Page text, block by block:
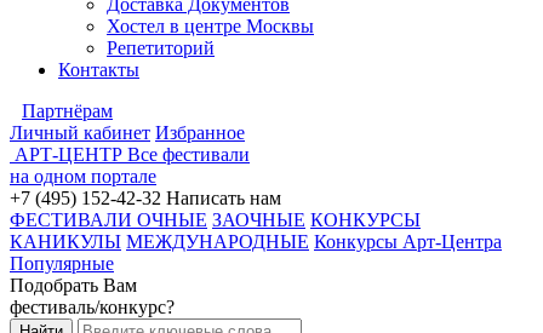
Доставка Документов
Хостел в центре Москвы
Репетиторий
Контакты
Партнёрам
Личный кабинет Избранное
АРТ-ЦЕНТР Все фестивали
на одном портале
+7 (495) 152-42-32 Написать нам
ФЕСТИВАЛИ ОЧНЫЕ ЗАОЧНЫЕ КОНКУРСЫ
КАНИКУЛЫ МЕЖДУНАРОДНЫЕ Конкурсы Арт-Центра
Популярные
Подобрать Вам
фестиваль/конкурс?